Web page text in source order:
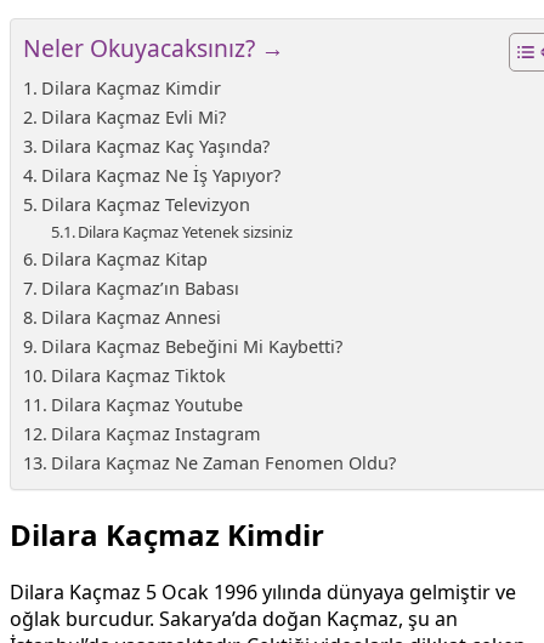
Neler Okuyacaksınız? →
Dilara Kaçmaz Kimdir
Dilara Kaçmaz Evli Mi?
Dilara Kaçmaz Kaç Yaşında?
Dilara Kaçmaz Ne İş Yapıyor?
Dilara Kaçmaz Televizyon
Dilara Kaçmaz Yetenek sizsiniz
Dilara Kaçmaz Kitap
Dilara Kaçmaz’ın Babası
Dilara Kaçmaz Annesi
Dilara Kaçmaz Bebeğini Mi Kaybetti?
Dilara Kaçmaz Tiktok
Dilara Kaçmaz Youtube
Dilara Kaçmaz Instagram
Dilara Kaçmaz Ne Zaman Fenomen Oldu?
Dilara Kaçmaz Kimdir
Dilara Kaçmaz 5 Ocak 1996 yılında dünyaya gelmiştir ve
oğlak burcudur. Sakarya’da doğan Kaçmaz, şu an